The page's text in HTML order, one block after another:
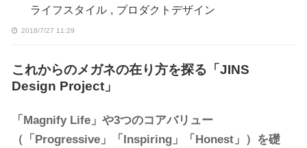
ライフスタイル , プロダクトデザイン
2018/7/27 11:29
これからのメガネの在り方を探る「JINS
Design Project」
「Magnify Life」や3つのコアバリュー
（「Progressive」「Inspiring」「Honest」）を礎